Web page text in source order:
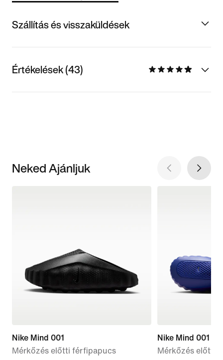
Szállítás és visszaküldések
Értékelések (43)
Neked Ajánljuk
Nike Mind 001
Mérkőzés előtti férfipapucs
Nike Mind 001
Mérkőzés előtti